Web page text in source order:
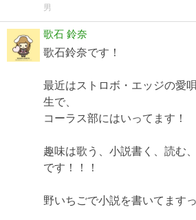
男
歌石 鈴奈
歌石鈴奈です！
最近はストロボ・エッジの愛
生で、
コーラス部にはいってます！
趣味は歌う、小説書く、読む
です！！！
野いちごで小説を書いてます